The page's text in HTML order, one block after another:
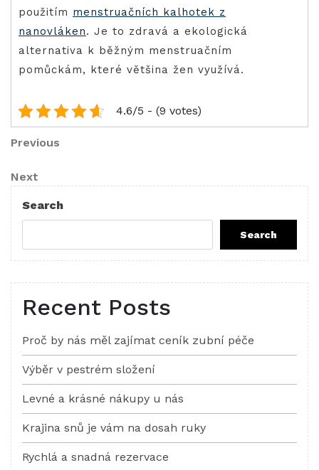
použitím menstruačních kalhotek z
nanovláken. Je to zdravá a ekologická
alternativa k běžným menstruačním
pomůckám, které většina žen využívá.
4.6/5 - (9 votes)
Post
navigation
Previous
Previous
Next
Post
Next
Search
Search
Recent Posts
Proč by nás měl zajímat ceník zubní péče
Výběr v pestrém složení
Levné a krásné nákupy u nás
Krajina snů je vám na dosah ruky
Rychlá a snadná rezervace